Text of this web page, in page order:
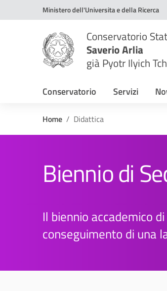
Vai ai contenuti
Vai al menu di navigazioneMinistero dell'Universita e della Ricerca
Conservatorio
Saverio Arlia
già Pyotr Ilyich
Conservatorio Servizi
Home Didattica
Biennio di
Il biennio accademico
conseguimento di una